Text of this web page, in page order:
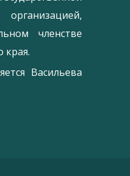
членстве
края.
Ваcильева